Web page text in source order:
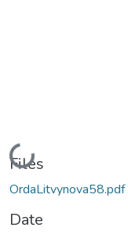
Loading...
Files
ОrdaLitvynova58.pdf
Date